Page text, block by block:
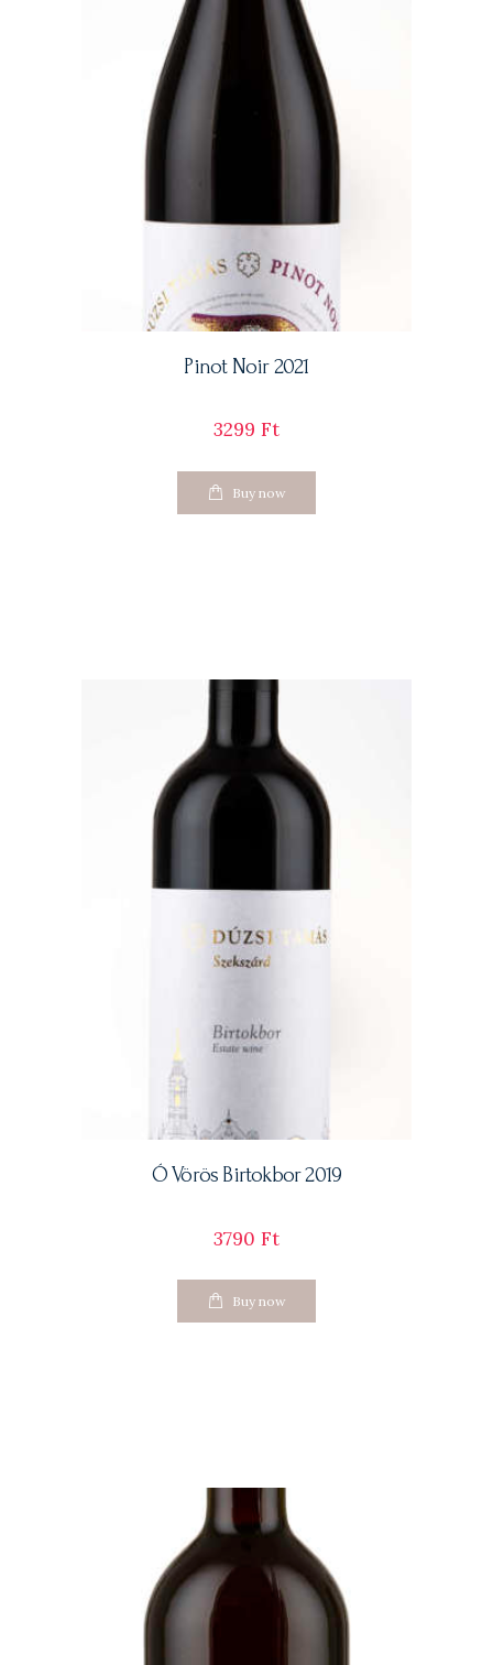
Pinot Noir 2021
3299 Ft
Buy now
Ó Vörös Birtokbor 2019
3790 Ft
Buy now